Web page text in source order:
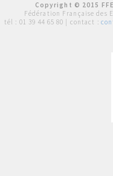
Copyright © 2015
Fédération Française des
tél : 01 39 44 65 80 | contact :